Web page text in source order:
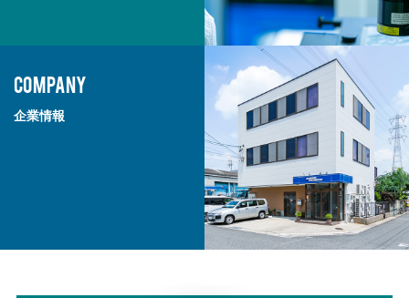
COMPANY
企業情報